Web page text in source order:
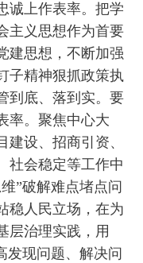
诚上作表率。把学
主义思想作为首要
建思想，不断加强
子精神狠抓政策执
到底、落到实。要
率。聚焦中心大
设、招商引资、
社会稳定等工作中
”破解难点堵点问
稳人民立场，在为
层治理实践，用
发现问题、解决问